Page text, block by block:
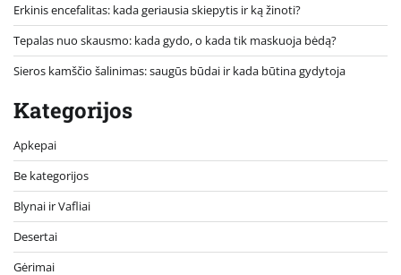
Erkinis encefalitas: kada geriausia skiepytis ir ką žinoti?
Tepalas nuo skausmo: kada gydo, o kada tik maskuoja bėdą?
Sieros kamščio šalinimas: saugūs būdai ir kada būtina gydytoja
Kategorijos
Apkepai
Be kategorijos
Blynai ir Vafliai
Desertai
Gėrimai